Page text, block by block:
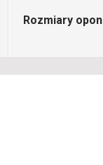
Rozmiary opon